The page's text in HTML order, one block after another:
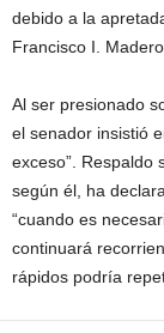
debido a la
Francisco I.
Al ser presionado
el senador insistió
exceso”. Respaldo
según él, ha
“cuando es
continuará
rápidos podría